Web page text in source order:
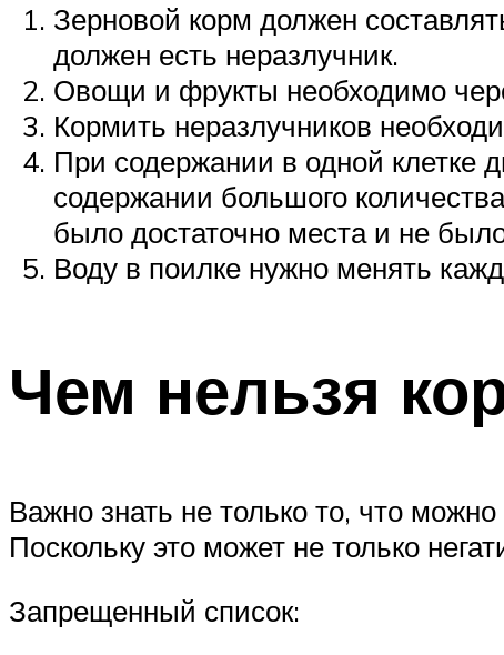
Зерновой корм должен
должен есть неразлучник.
Овощи и фрукты необходимо
Кормить неразлучников
При содержании в одной клетке
содержании большого
было достаточно места и не
Воду в поилке нужно менять
Чем нельзя
Важно знать не только то, что
Поскольку это может не только
Запрещенный список: